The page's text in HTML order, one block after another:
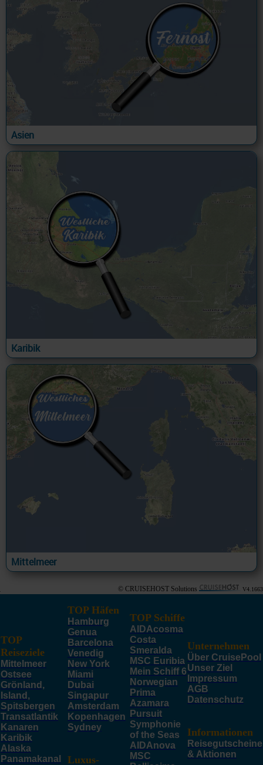
Asien
Karibik
Mittelmeer
© CRUISEHOST Solutions V4.1663
TOP
Reiseziele
Mittelmeer
Ostsee
Grönland,
Island,
Spitsbergen
Transatlantik
Kanaren
Karibik
Alaska
Panamakanal
TOP Häfen
Hamburg
Genua
Barcelona
Venedig
New York
Miami
Dubai
Singapur
Amsterdam
Kopenhagen
Sydney
Luxus-
TOP Schiffe
AIDAcosma
Costa
Smeralda
MSC Euribia
Mein Schiff 6
Norwegian
Prima
Azamara
Pursuit
Symphonie
of the Seas
AIDAnova
MSC
Unternehmen
Über CruisePool
Unser Ziel
Impressum
AGB
Datenschutz
Informationen
Reisegutscheine
& Aktionen